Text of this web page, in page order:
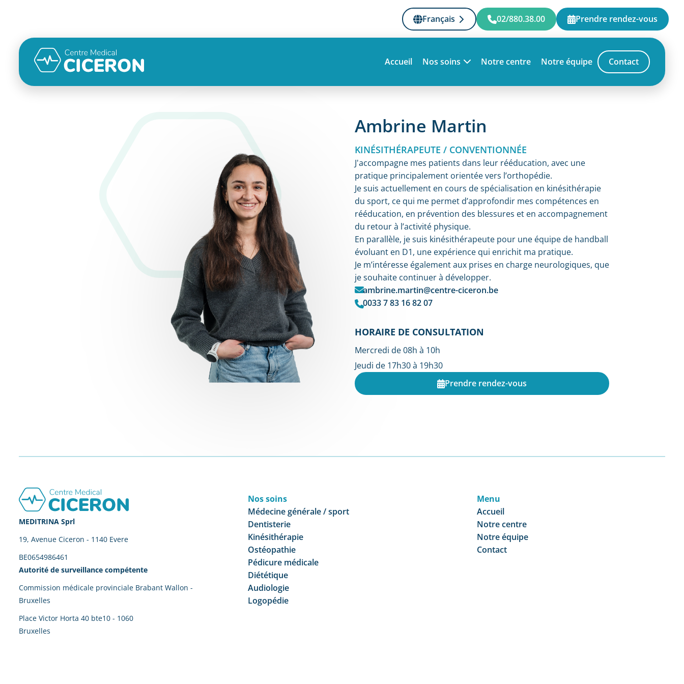
Français 02/880.38.00 Prendre rendez-vous
Accueil Nos soins Notre centre Notre équipe Contact
Ambrine Martin
KINÉSITHÉRAPEUTE / CONVENTIONNÉE
J'accompagne mes patients dans leur rééducation, avec une
pratique principalement orientée vers l’orthopédie.
Je suis actuellement en cours de spécialisation en kinésithérapie
du sport, ce qui me permet d’approfondir mes compétences en
rééducation, en prévention des blessures et en accompagnement
du retour à l’activité physique.
En parallèle, je suis kinésithérapeute pour une équipe de handball
évoluant en D1, une expérience qui enrichit ma pratique.
Je m’intéresse également aux prises en charge neurologiques, que
je souhaite continuer à développer.
ambrine.martin@centre-ciceron.be
0033 7 83 16 82 07
HORAIRE DE CONSULTATION
Mercredi de 08h à 10h
Jeudi de 17h30 à 19h30
Prendre rendez-vous
Footer
MEDITRINA Sprl
19, Avenue Ciceron - 1140 Evere
BE0654986461
Autorité de surveillance compétente
Commission médicale provinciale Brabant Wallon -
Bruxelles
Place Victor Horta 40 bte10 - 1060
Bruxelles
Nos soins
Médecine générale / sport
Dentisterie
Kinésithérapie
Ostéopathie
Pédicure médicale
Diététique
Audiologie
Logopédie
Menu
Accueil
Notre centre
Notre équipe
Contact